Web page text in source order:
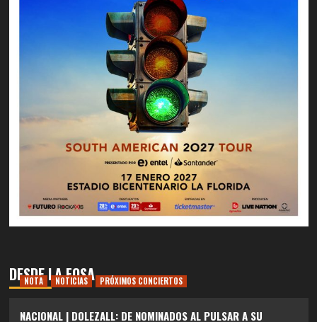
DESDE LA FOSA
NOTA NOTICIAS PRÓXIMOS CONCIERTOS
NACIONAL | DOLEZALL: DE NOMINADOS AL PULSAR A SU